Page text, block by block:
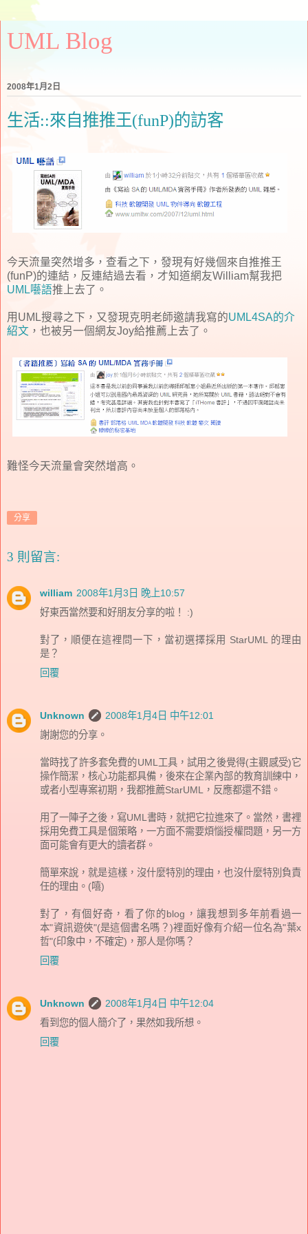
UML Blog
2008年1月2日
生活::來自推推王(funP)的訪客
今天流量突然增多，查看之下，發現有好幾個來自推推王
(funP)的連結，反連結過去看，才知道網友William幫我把
UML囈語推上去了。
用UML搜尋之下，又發現克明老師邀請我寫的UML4SA的介
紹文 ，也被另一個網友Joy給推薦上去了。
難怪今天流量會突然增高。
分享
3 則留言:
william 2008年1月3日 晚上10:57
好東西當然要和好朋友分享的啦！ :)
對了，順便在這裡問一下，當初選擇採用 StarUML 的理由
是？
回覆
Unknown
2008年1月4日 中午12:01
謝謝您的分享。
當時找了許多套免費的UML工具，試用之後覺得(主觀感受)它
操作簡潔，核心功能都具備，後來在企業內部的教育訓練中，
或者小型專案初期，我都推薦StarUML，反應都還不錯。
用了一陣子之後，寫UML書時，就把它拉進來了。當然，書裡
採用免費工具是個策略，一方面不需要煩惱授權問題，另一方
面可能會有更大的讀者群。
簡單來說，就是這樣，沒什麼特別的理由，也沒什麼特別負責
任的理由。(嘻)
對了，有個好奇，看了你的blog，讓我想到多年前看過一
本"資訊遊俠"(是這個書名嗎？)裡面好像有介紹一位名為"葉x
哲"(印象中，不確定)，那人是你嗎？
回覆
Unknown
2008年1月4日 中午12:04
看到您的個人簡介了，果然如我所想。
回覆